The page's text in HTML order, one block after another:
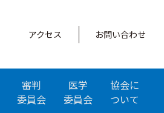
アクセス お問い合わせ
審判
委員会
医学
委員会
協会に
ついて